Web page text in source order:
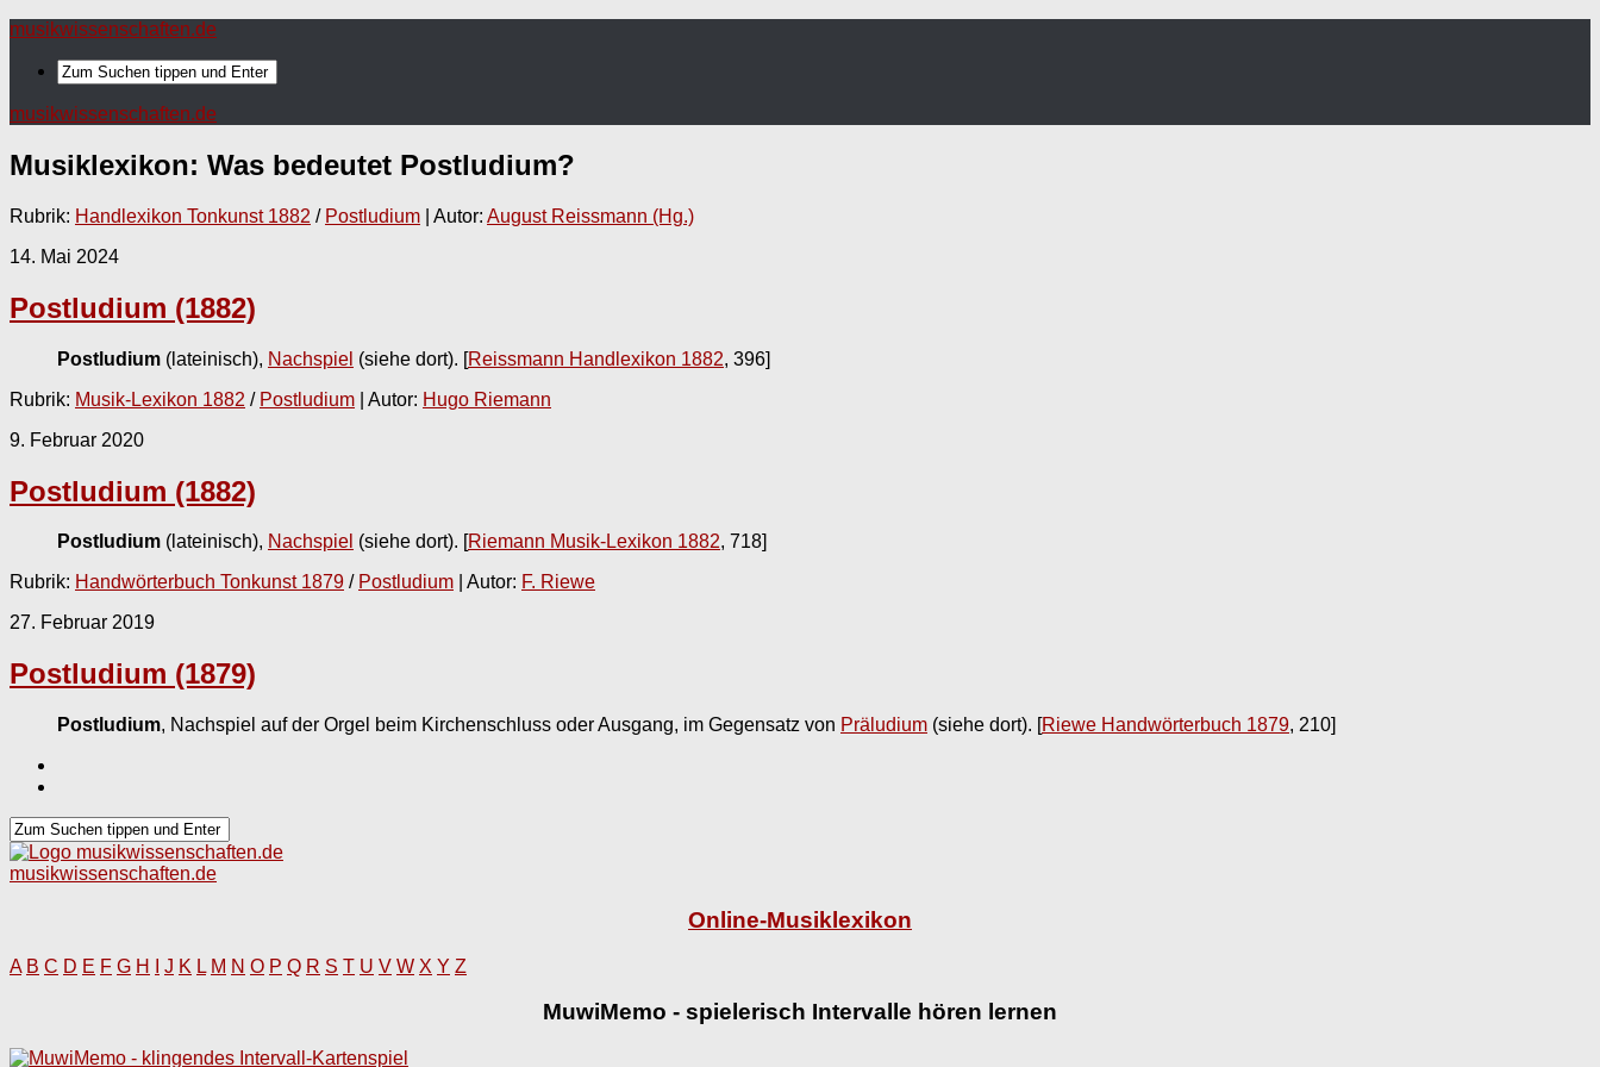
musikwissenschaften.de
musikwissenschaften.de
Musiklexikon: Was bedeutet Postludium?
Rubrik: Handlexikon Tonkunst 1882 / Postludium | Autor: August Reissmann (Hg.)
14. Mai 2024
Postludium (1882)
Postludium (lateinisch), Nachspiel (siehe dort). [Reissmann Handlexikon 1882, 396]
Rubrik: Musik-Lexikon 1882 / Postludium | Autor: Hugo Riemann
9. Februar 2020
Postludium (1882)
Postludium (lateinisch), Nachspiel (siehe dort). [Riemann Musik-Lexikon 1882, 718]
Rubrik: Handwörterbuch Tonkunst 1879 / Postludium | Autor: F. Riewe
27. Februar 2019
Postludium (1879)
Postludium, Nachspiel auf der Orgel beim Kirchenschluss oder Ausgang, im Gegensatz von Präludium (siehe dort). [Riewe Handwörterbuch 1879, 210]
musikwissenschaften.de
Online-Musiklexikon
A B C D E F G H J K L M N O P Q R S T U V W X Y Z
MuwiMemo - spielerisch Intervalle hören lernen